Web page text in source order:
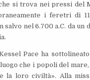
si trova nei pressi del
i feretri di
salvo nel 6.700 a.C. da
Pace ha
che i popoli del
la loro civiltà». Alla